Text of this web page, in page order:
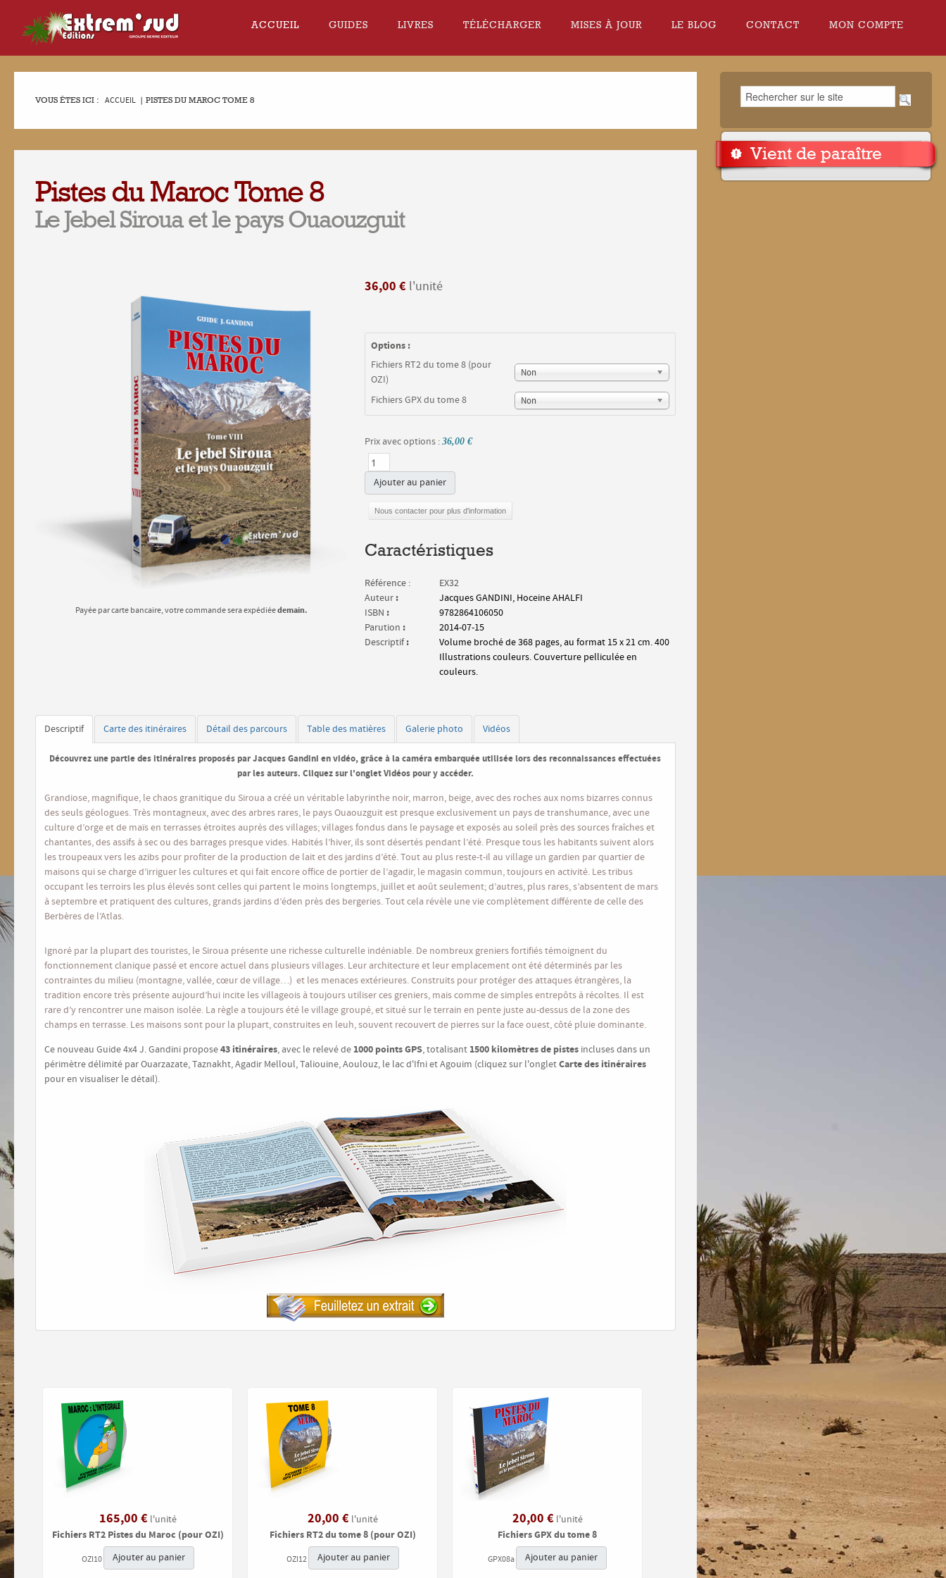
ACCUEIL GUIDES LIVRES TÉLÉCHARGER MISES À JOUR LE BLOG CONTACT MON COMPTE
VOUS ÊTES ICI : ACCUEIL |PISTES DU MAROC TOME 8
Pistes du Maroc Tome 8
Le Jebel Siroua et le pays Ouaouzguit
Payée par carte bancaire, votre commande sera expédiéedemain.
36,00 € l'unité
Options :
Fichiers RT2 du tome 8 (pour
OZI)
Non
Fichiers GPX du tome 8 Non
Prix avec options : 36,00 €
Ajouter au panier
Nous contacter pour plus d'information
Caractéristiques
Référence :
EX32
Auteur:
Jacques GANDINI, Hoceine AHALFI
ISBN :
9782864106050
Parution :
2014-07-15
Descriptif:
Volume broché de 368 pages, au format 15 x 21 cm. 400
Illustrations couleurs. Couverture pelliculée en
couleurs.
Descriptif Carte des itinéraires Détail des parcours Table des matières Galerie photo Vidéos
Découvrez une partie des itinéraires proposés par Jacques Gandini en vidéo, grâce à la caméra embarquée utilisée lors des reconnaissances effectuées
par les auteurs. Cliquez sur l'ongletVidéospour y accéder.
Grandiose, magnifique, le chaos granitique du Siroua a créé un véritable labyrinthe noir, marron, beige, avec des roches aux noms bizarres connus
des seuls géologues. Très montagneux, avec des arbres rares, le pays Ouaouzguit est presque exclusivement un pays de transhumance, avec une
culture d’orge et de maïs en terrasses étroites auprès des villages; villages fondus dans le paysage et exposés au soleil près des sources fraîches et
chantantes, des assifs à sec ou des barrages presque vides. Habités l’hiver, ils sont désertés pendant l’été. Presque tous les habitants suivent alors
les troupeaux vers les azibs pour profiter de la production de lait et des jardins d’été. Tout au plus reste-t-il au village un gardien par quartier de
maisons qui se charge d’irriguer les cultures et qui fait encore office de portier de l’agadir, le magasin commun, toujours en activité. Les tribus
occupant les terroirs les plus élevés sont celles qui partent le moins longtemps, juillet et août seulement; d’autres, plus rares, s’absentent de mars
à septembre et pratiquent des cultures, grands jardins d’éden près des bergeries. Tout cela révèle une vie complètement différente de celle des
Berbères de l’Atlas.
Ignoré par la plupart des touristes, le Siroua présente une richesse culturelle indéniable. De nombreux greniers fortifiés témoignent du
fonctionnement clanique passé et encore actuel dans plusieurs villages. Leur architecture et leur emplacement ont été déterminés par les
contraintes du milieu (montagne, vallée, cœur de village…) et les menaces extérieures. Construits pour protéger des attaques étrangères, la
tradition encore très présente aujourd’hui incite les villageois à toujours utiliser ces greniers, mais comme de simples entrepôts à récoltes. Il est
rare d’y rencontrer une maison isolée. La règle a toujours été le village groupé, et situé sur le terrain en pente juste au-dessus de la zone des
champs en terrasse. Les maisons sont pour la plupart, construites en leuh, souvent recouvert de pierres sur la face ouest, côté pluie dominante.
Ce nouveau Guide 4x4 J. Gandini propose43 itinéraires, avec le relevé de 1000 points GPS, totalisant 1500 kilomètres de pistes incluses dans un
périmètre délimité par Ouarzazate, Taznakht, Agadir Melloul, Taliouine, Aoulouz, le lac d'Ifni et Agouim (cliquez sur l'ongletCarte des itinéraires
pour en visualiser le détail).
165,00 € l'unité
Fichiers RT2 Pistes du Maroc (pour OZI)
OZI10 Ajouter au panier
20,00 € l'unité
Fichiers RT2 du tome 8 (pour OZI)
OZI12 Ajouter au panier
20,00 € l'unité
Fichiers GPX du tome 8
GPX08a Ajouter au panier
Vient de paraître